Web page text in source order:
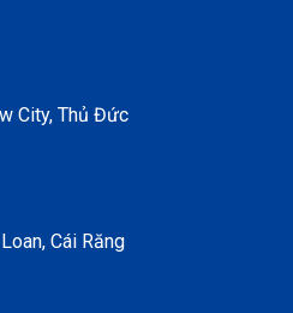
City, Thủ Đức
Cái Răng